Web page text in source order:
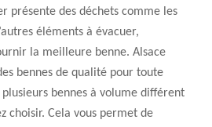
présente des déchets comme les
éléments à évacuer,
la meilleure benne. Alsace
bennes de qualité pour toute
plusieurs bennes à volume différent
choisir. Cela vous permet de